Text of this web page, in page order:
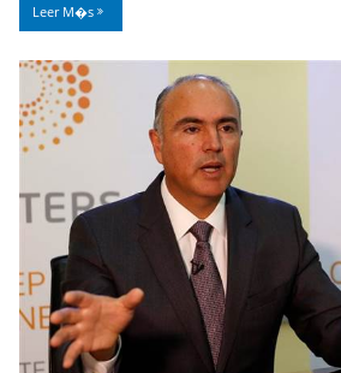
Leer M�s